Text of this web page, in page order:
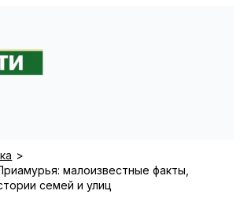
малоизвестные факты,
семей и улиц